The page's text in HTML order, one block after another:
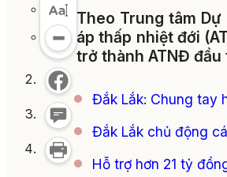
Theo Trung tâm
áp thấp nhiệt đới
trở thành ATNĐ
Đắk Lắk: Chung tay
Đắk Lắk chủ động
Hỗ trợ hơn 21 tỷ